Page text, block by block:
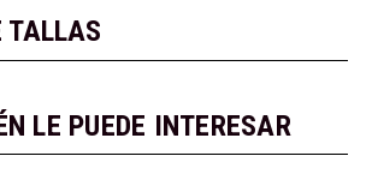
TALLAS
LE PUEDE INTERESAR